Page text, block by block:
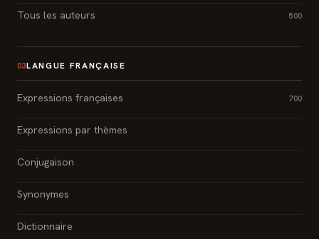
Tous les auteurs 500
03LANGUE FRANÇAISE
Expressions françaises 700
Expressions par thèmes
Conjugaison
Synonymes
Dictionnaire